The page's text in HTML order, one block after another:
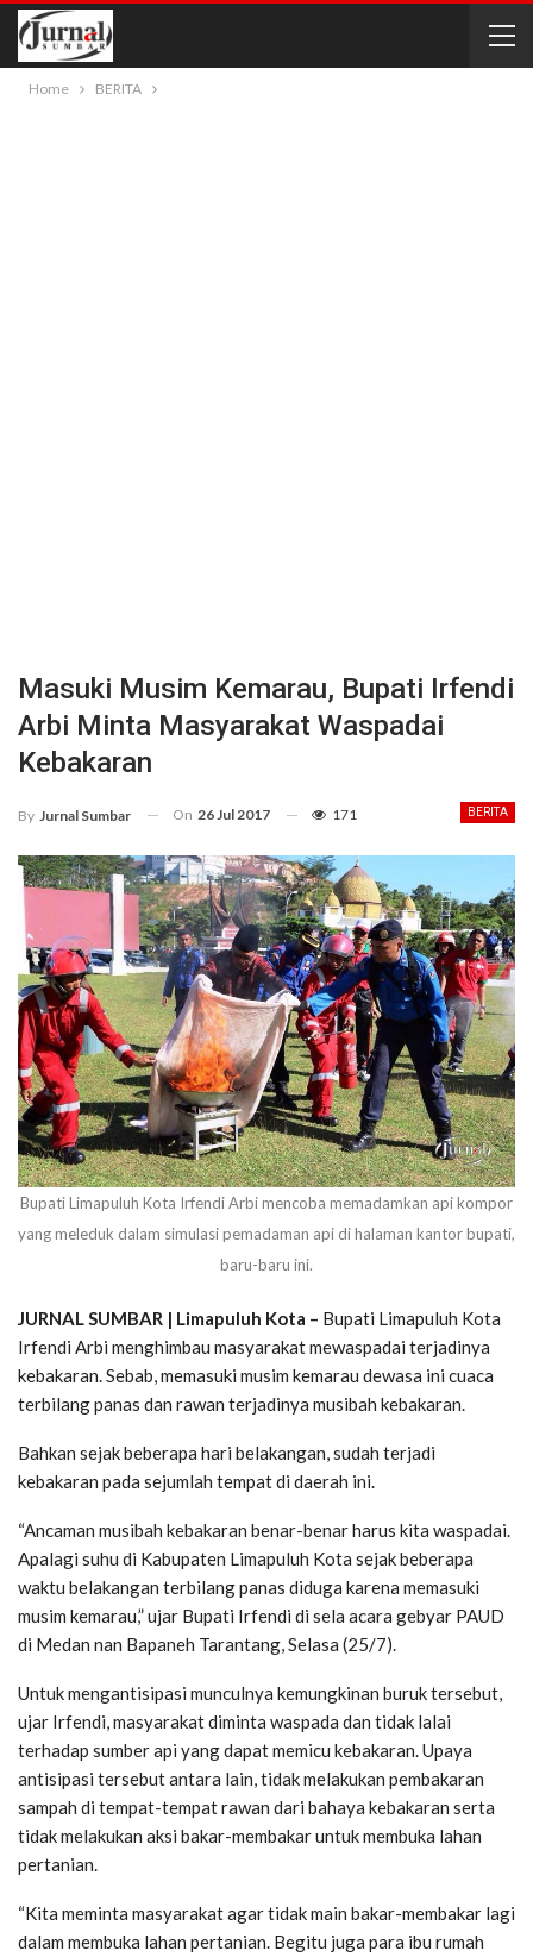
Home BERITA
Masuki Musim Kemarau, Bupati Irfendi
Arbi Minta Masyarakat Waspadai
Kebakaran
BERITA
By Jurnal Sumbar On 26 Jul 2017 171
Bupati Limapuluh Kota Irfendi Arbi mencoba memadamkan api kompor
yang meleduk dalam simulasi pemadaman api di halaman kantor bupati,
baru-baru ini.
JURNAL SUMBAR | Limapuluh Kota – Bupati Limapuluh Kota
Irfendi Arbi menghimbau masyarakat mewaspadai terjadinya
kebakaran. Sebab, memasuki musim kemarau dewasa ini cuaca
terbilang panas dan rawan terjadinya musibah kebakaran.
Bahkan sejak beberapa hari belakangan, sudah terjadi
kebakaran pada sejumlah tempat di daerah ini.
“Ancaman musibah kebakaran benar-benar harus kita waspadai.
Apalagi suhu di Kabupaten Limapuluh Kota sejak beberapa
waktu belakangan terbilang panas diduga karena memasuki
musim kemarau,” ujar Bupati Irfendi di sela acara gebyar PAUD
di Medan nan Bapaneh Tarantang, Selasa (25/7).
Untuk mengantisipasi munculnya kemungkinan buruk tersebut,
ujar Irfendi, masyarakat diminta waspada dan tidak lalai
terhadap sumber api yang dapat memicu kebakaran. Upaya
antisipasi tersebut antara lain, tidak melakukan pembakaran
sampah di tempat-tempat rawan dari bahaya kebakaran serta
tidak melakukan aksi bakar-membakar untuk membuka lahan
pertanian.
“Kita meminta masyarakat agar tidak main bakar-membakar lagi
dalam membuka lahan pertanian. Begitu juga para ibu rumah